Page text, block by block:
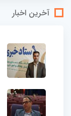
آخرین اخبار